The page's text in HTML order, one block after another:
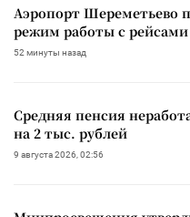
Аэропорт Шереметьево
режим работы с рейсами
52 минуты назад
Средняя пенсия
на 2 тыс. рублей
9 августа 2026, 02:56